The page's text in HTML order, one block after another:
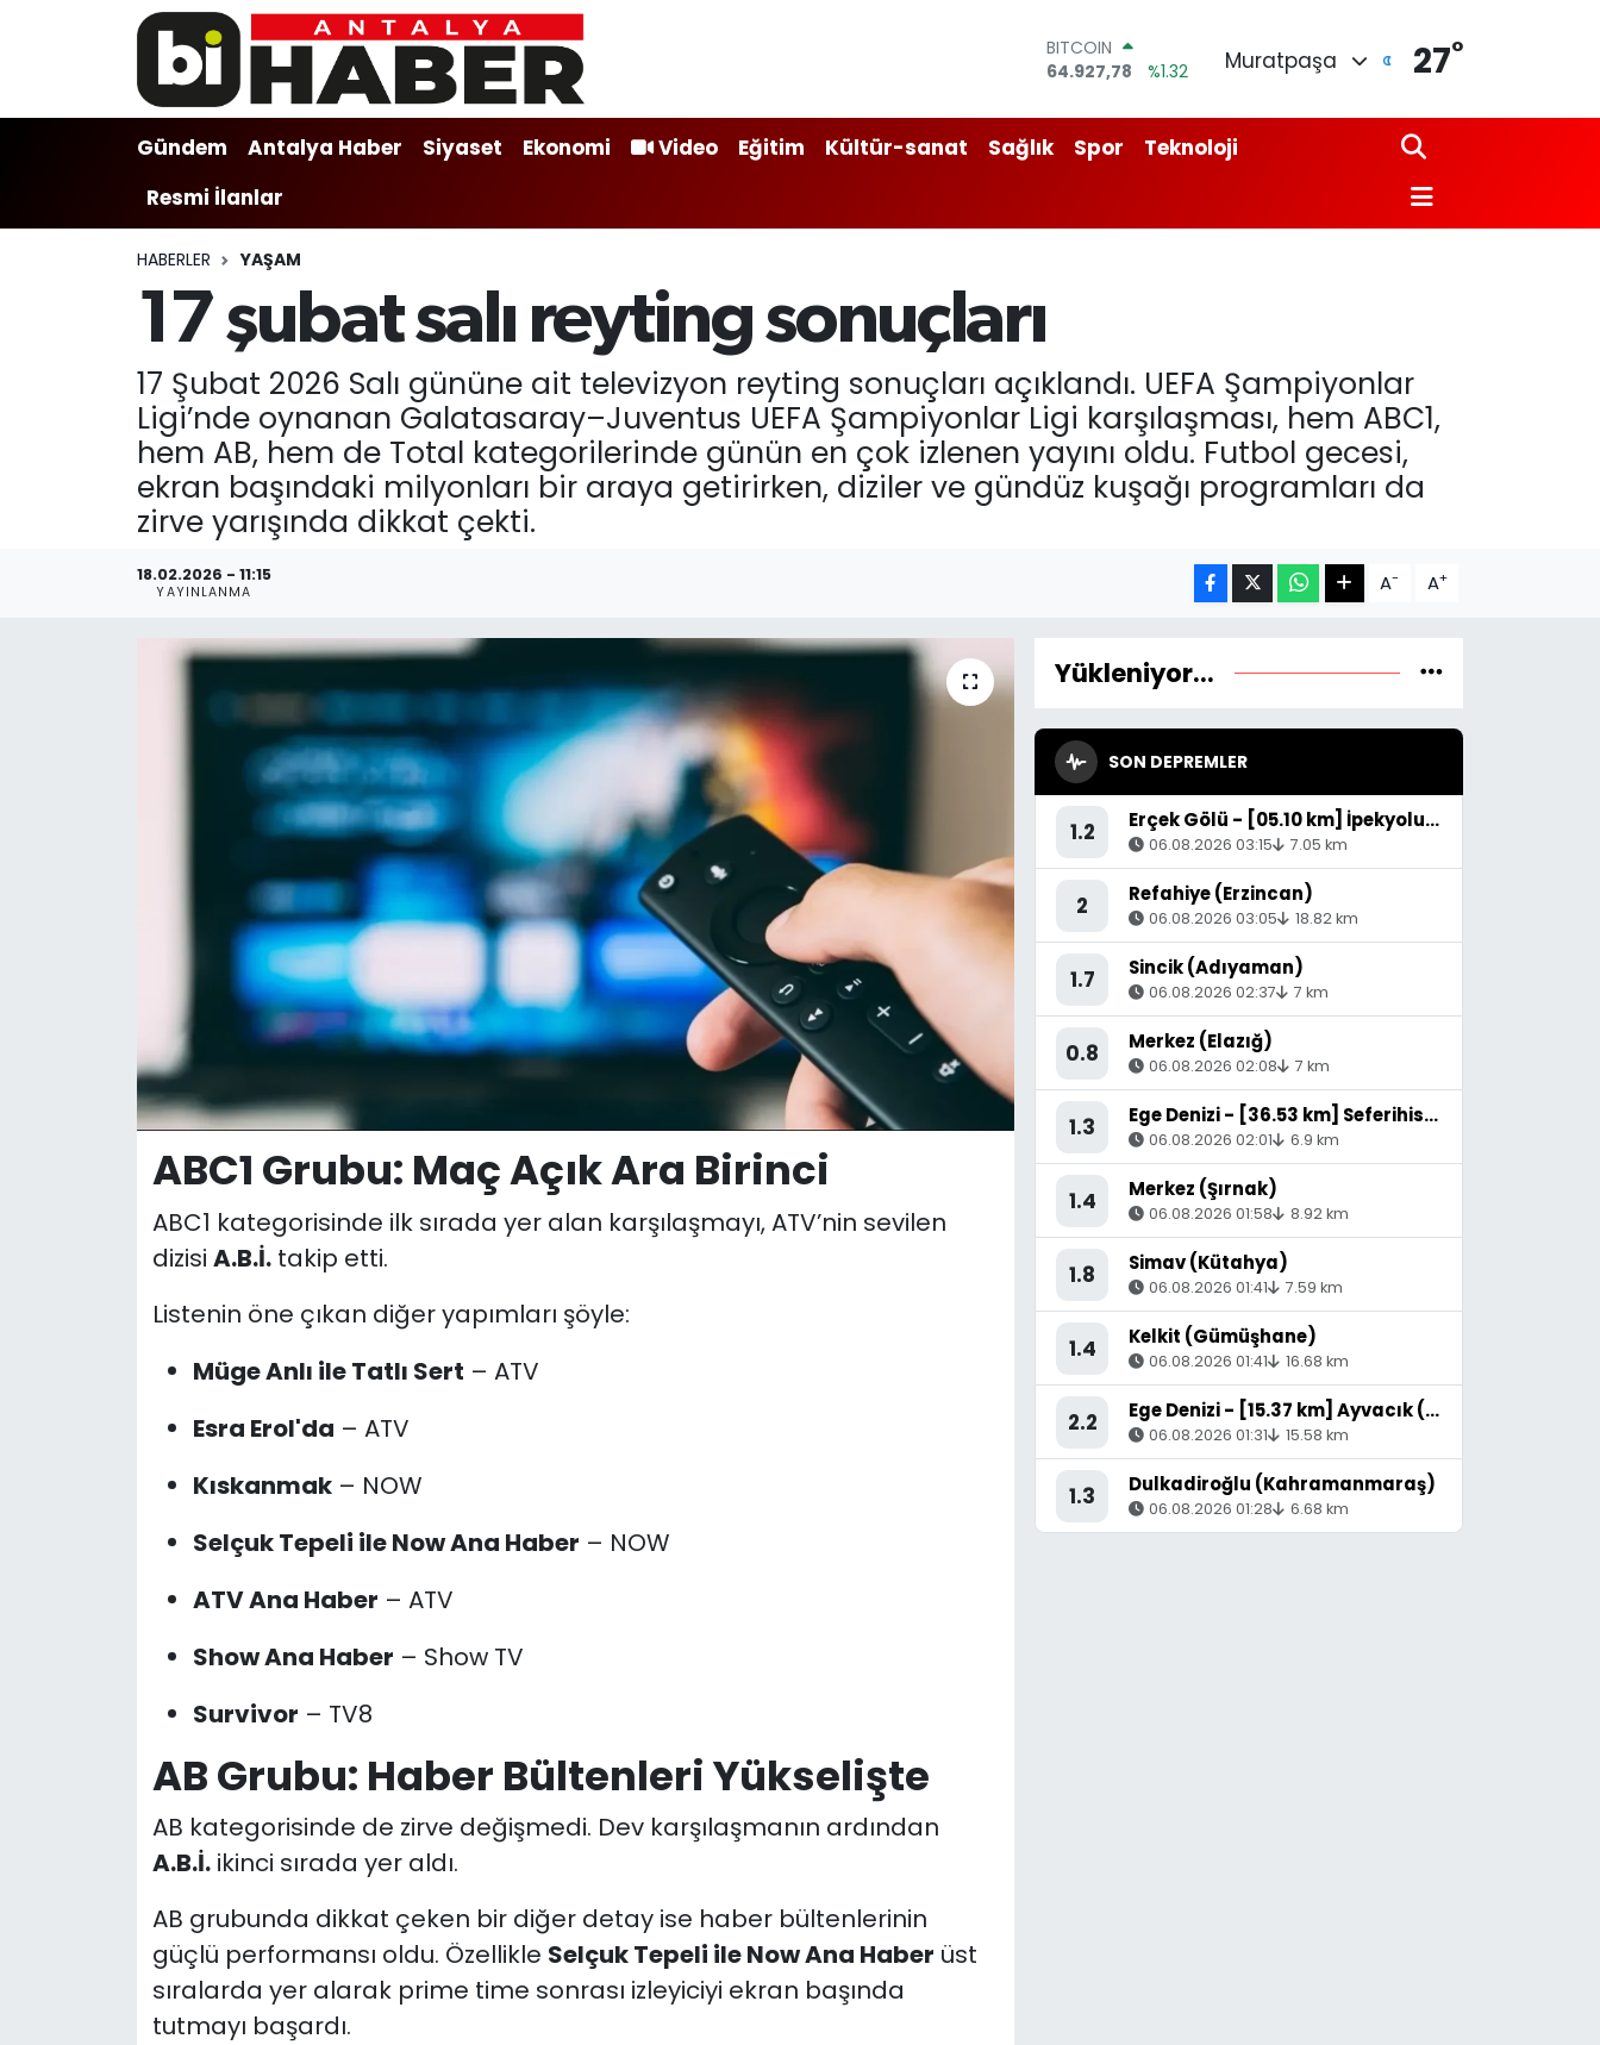
DOLAR
47,5894
%0.08
55,0398
%-0.02
STERLİN
Muratpaşa 27°
Gündem Antalya Haber Siyaset Ekonomi Video Eğitim Kültür-sanat Sağlık Spor
Teknoloji
Resmi İlanlar
HABERLER YAŞAM
17 şubat salı reyting sonuçları
17 Şubat 2026 Salı gününe ait televizyon reyting sonuçları açıklandı. UEFA Şampiyonlar
Ligi’nde oynanan Galatasaray–Juventus UEFA Şampiyonlar Ligi karşılaşması, hem ABC1,
hem AB, hem de Total kategorilerinde günün en çok izlenen yayını oldu. Futbol gecesi,
ekran başındaki milyonları bir araya getirirken, diziler ve gündüz kuşağı programları da
zirve yarışında dikkat çekti.
18.02.2026 - 11:15
YAYINLANMA A- A+
ABC1 Grubu: Maç Açık Ara Birinci
ABC1 kategorisinde ilk sırada yer alan karşılaşmayı, ATV’nin sevilen
dizisi A.B.İ.takip etti.
Listenin öne çıkan diğer yapımları şöyle:
Müge Anlı ile Tatlı Sert – ATV
Esra Erol'da – ATV
Kıskanmak– NOW
Selçuk Tepeli ile Now Ana Haber – NOW
ATV Ana Haber – ATV
Show Ana Haber – Show TV
Survivor – TV8
AB Grubu: Haber Bültenleri Yükselişte
AB kategorisinde de zirve değişmedi. Dev karşılaşmanın ardından
A.B.İ.ikinci sırada yer aldı.
AB grubunda dikkat çeken bir diğer detay ise haber bültenlerinin
güçlü performansı oldu. Özellikle Selçuk Tepeli ile Now Ana Haber üst
sıralarda yer alarak prime time sonrası izleyiciyi ekran başında
tutmayı başardı.
Yükleniyor...
SON DEPREMLER
1.2 Erçek Gölü - [05.10 km] İpekyolu (Van)
06.08.2026 03:15 7.05 km
2 Refahiye (Erzincan)
06.08.2026 03:05 18.82 km
1.7 Sincik (Adıyaman)
06.08.2026 02:37 7 km
0.8 Merkez (Elazığ)
06.08.2026 02:08 7 km
1.3 Ege Denizi - [36.53 km] Seferihisar (İzmir)
06.08.2026 02:01 6.9 km
1.4 Merkez (Şırnak)
06.08.2026 01:58 8.92 km
1.8 Simav (Kütahya)
06.08.2026 01:41 7.59 km
1.4 Kelkit (Gümüşhane)
06.08.2026 01:41 16.68 km
2.2 Ege Denizi - [15.37 km] Ayvacık (Çanakkale)
06.08.2026 01:31 15.58 km
1.3 Dulkadiroğlu (Kahramanmaraş)
06.08.2026 01:28 6.68 km
Gündem
Antalya Haber
Siyaset
Ekonomi
Kültür-sanat
Gündem
Antalya Haber
Siyaset
Kültür-sanat
Teknoloji
Gizlilik Sözleşmesi
Muratpaşa Nöbetçi Eczaneler
Muratpaşa Hava Durumu
Muratpaşa Trafik Yoğunluk Haritası
Süper Lig Puan Durumu ve Fikstür
Tüm Manşetler
Son Dakika Haberleri
Haber Arşivi